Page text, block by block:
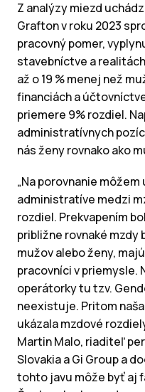
Z analýzy miezd
Grafton v roku 2023
pracovný pomer,
stavebníctve a
až o 19 % menej než
financiách a
priemere 9% rozdiel.
administratívnych
nás ženy rovnako ako
„Na porovnanie
administratíve medzi
rozdiel. Prekvapením
približne rovnaké mzdy
mužov alebo ženy,
pracovníci v priemysle.
operátorky tu tzv.
neexistuje. Pritom
ukázala mzdové
Martin Malo, riaditeľ
Slovakia a Gi Group a
tohto javu môže byť aj